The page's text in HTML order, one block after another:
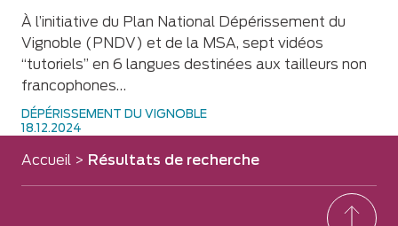
DÉPÉRISSEMENT DU VIGNOBLE
18.12.2024
À l’initiative du Plan National Dépérissement du
Vignoble (PNDV) et de la MSA, sept vidéos
“tutoriels” en 6 langues destinées aux tailleurs non
francophones…
Accueil > Résultats de recherche